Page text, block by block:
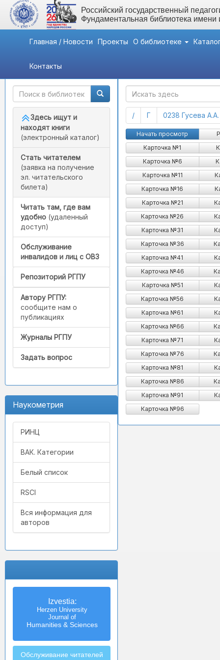
Российский государственный
Фундаментальная библиотека
Главная / Новости Проекты О библиотеке
Контакты
Быстрый доступ
Здесь ищут и
находят книги
(электронный каталог)
Стать читателем
(заявка на получение
эл. читательского
билета)
Читать там, где вам
удобно (удаленный
доступ)
Обслуживание
инвалидов и лиц с ОВЗ
Репозиторий РГПУ
Автору РГПУ:
сообщите нам о
публикациях
Журналы РГПУ
Задать вопрос
Наукометрия
РИНЦ
ВАК. Категории
Белый список
RSCI
Вся информация для
авторов
Izvestia:
Herzen University
Journal of
Humanities & Sciences
Обслуживание читателей
/(current)
Г (current)
0238 Гусева
Гусейнов - Гусель
Начать просмотр
Карточка №1
Карточка №6
Карточка №11
Карточка №16
Карточка №21
Карточка №26
Карточка №31
Карточка №36
Карточка №41
Карточка №46
Карточка №51
Карточка №56
Карточка №61
Карточка №66
Карточка №71
Карточка №76
Карточка №81
Карточка №86
Карточка №91
Карточка №96